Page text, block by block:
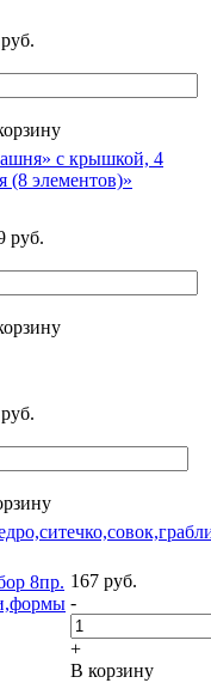
руб.
с крышкой, 4
(8 элементов)»
руб.
руб.
8пр. 167 руб.
-
+
В корзину